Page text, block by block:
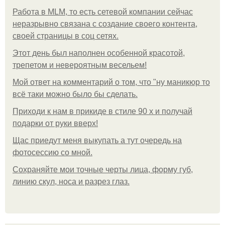
Работа в MLM, то есть сетевой компании сейчас
неразрывно связана с создание своего контента,
своей страницы в соц сетях.
Этот день был наполнен особенной красотой,
трепетом и невероятным весельем!
Мой ответ на комментарий о том, что "ну маникюр то
всё таки можно было бы сделать.
Приходи к нам в прикиде в стиле 90 х и получай
подарки от руки вверх!
Щас приедут меня выкупать а тут очередь на
фотосессию со мной.
Сохраняйте мои точные черты лица, форму губ,
линию скул, носа и разрез глаз.